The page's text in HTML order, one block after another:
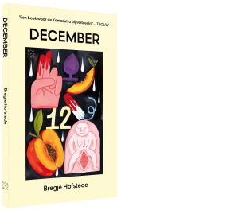
KIES :)